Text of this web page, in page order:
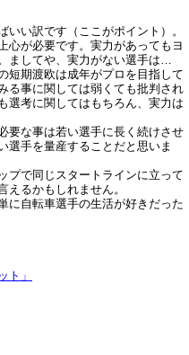
い訳です（ここがポイント）。
心が必要です。実力があってもヨ
ましてや、実力がない選手は…
短期渡欧は成年がプロを目指して
る事に関しては弱くても批判され
考に関してはもちろん、実力は
要な事は若い選手に長く続けさせ
選手を量産することだと思いま
プで同じスタートラインに立って
えるかもしれません。
に自転車選手の生活が好きだった
ト」